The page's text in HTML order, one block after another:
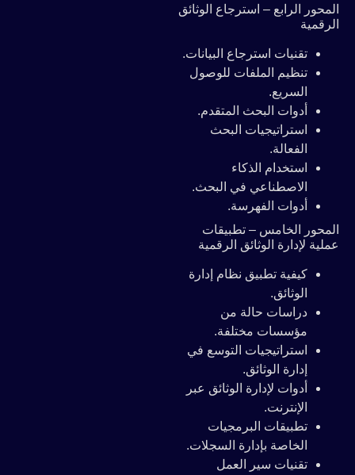
المحور الرابع – استرجاع الوثائق
الرقمية
تقنيات استرجاع البيانات.
تنظيم الملفات للوصول
السريع.
أدوات البحث المتقدم.
استراتيجيات البحث
الفعالة.
استخدام الذكاء
الاصطناعي في البحث.
أدوات الفهرسة.
المحور الخامس – تطبيقات
عملية لإدارة الوثائق الرقمية
كيفية تطبيق نظام إدارة
الوثائق.
دراسات حالة من
مؤسسات مختلفة.
استراتيجيات التوسع في
إدارة الوثائق.
أدوات لإدارة الوثائق عبر
الإنترنت.
تطبيقات البرمجيات
الخاصة بإدارة السجلات.
تقنيات سير العمل